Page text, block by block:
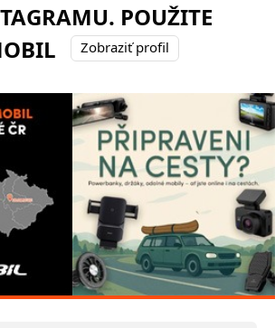
POUŽITE
Zobraziť profil